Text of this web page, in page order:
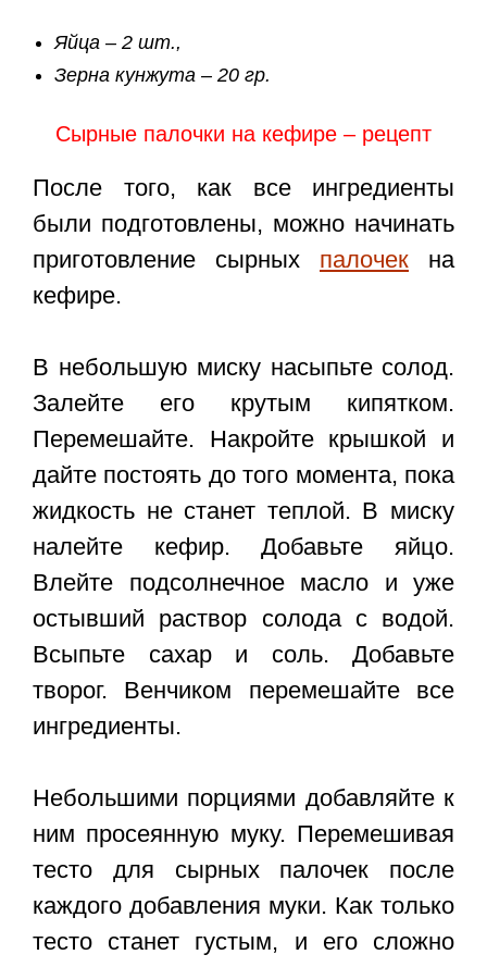
Яйца – 2 шт.,
Зерна кунжута – 20 гр.
Сырные палочки на кефире – рецепт
После того, как все ингредиенты
были подготовлены, можно начинать
приготовление сырных палочек на
кефире.
В небольшую миску насыпьте солод.
Залейте его крутым кипятком.
Перемешайте. Накройте крышкой и
дайте постоять до того момента, пока
жидкость не станет теплой. В миску
налейте кефир. Добавьте яйцо.
Влейте подсолнечное масло и уже
остывший раствор солода с водой.
Всыпьте сахар и соль. Добавьте
творог. Венчиком перемешайте все
ингредиенты.
Небольшими порциями добавляйте к
ним просеянную муку. Перемешивая
тесто для сырных палочек после
каждого добавления муки. Как только
тесто станет густым, и его сложно